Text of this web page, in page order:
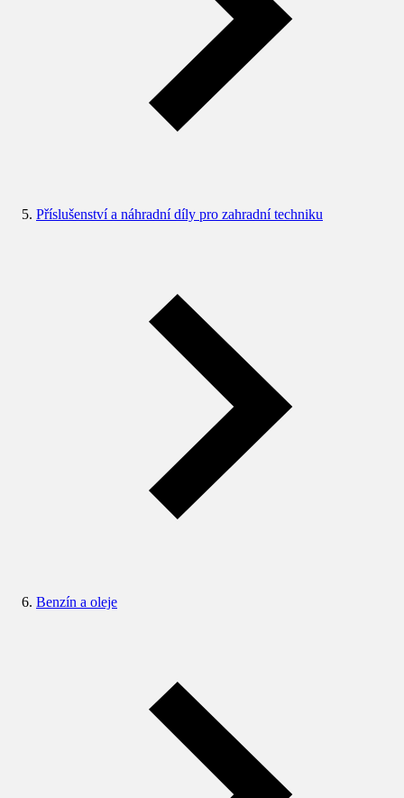
Příslušenství a náhradní díly pro zahradní techniku
Benzín a oleje